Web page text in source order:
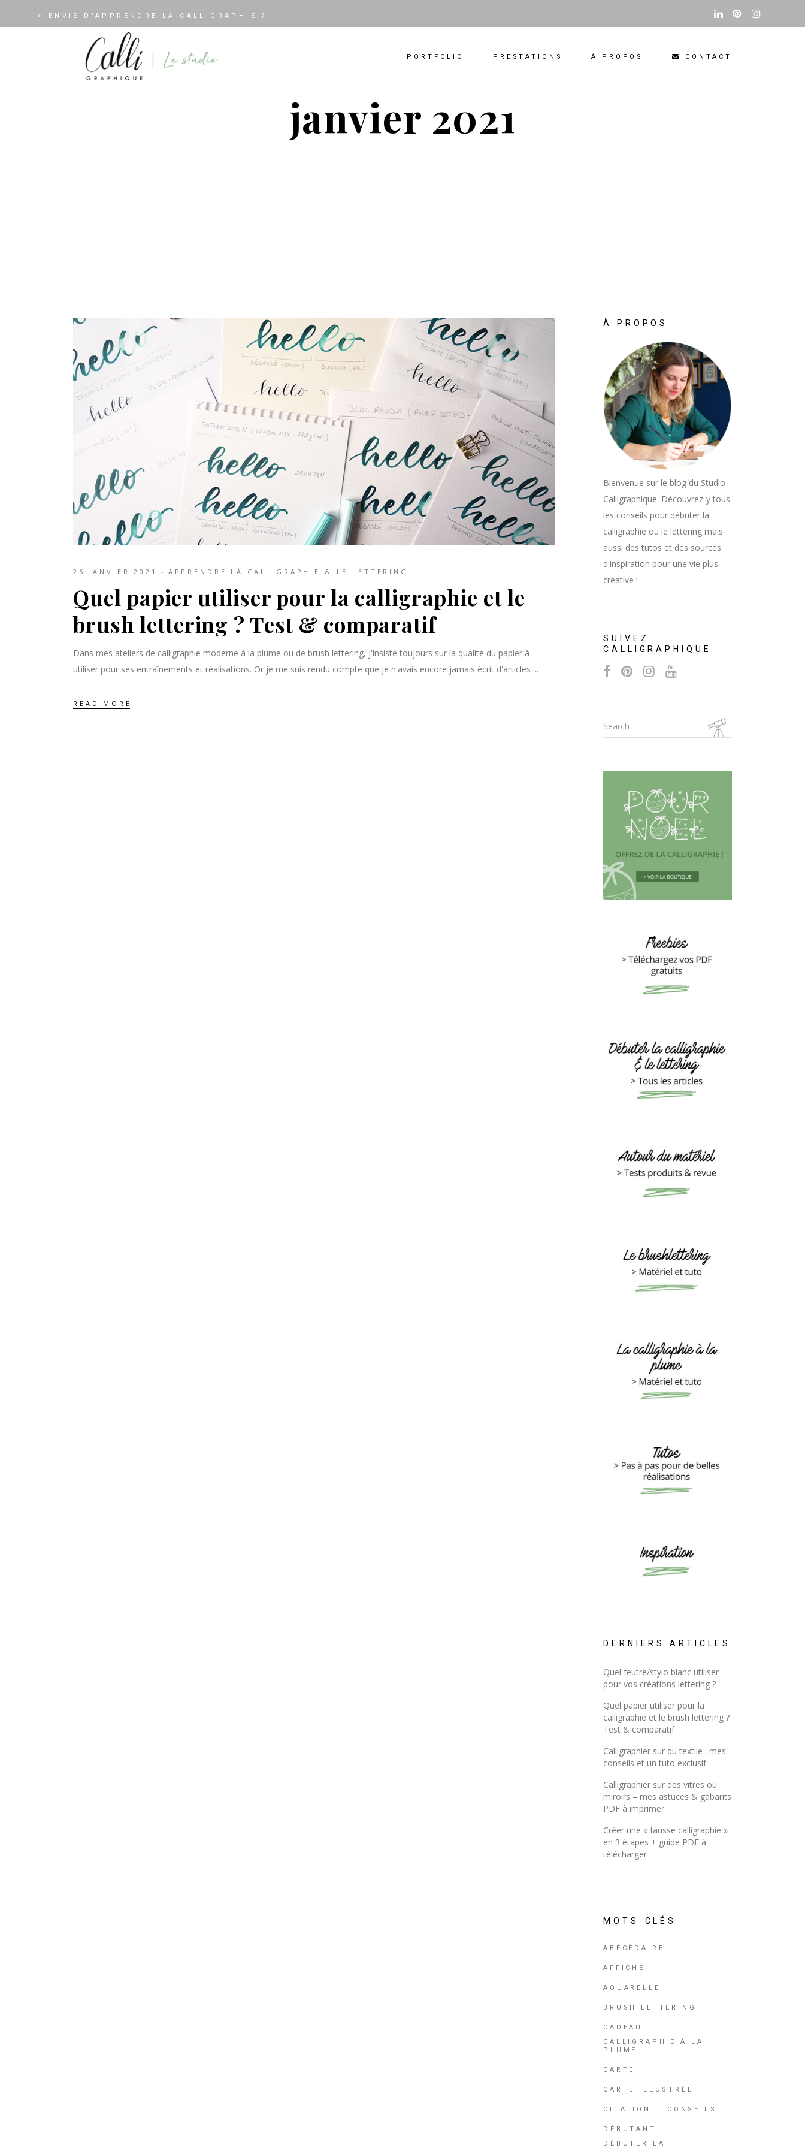
> ENVIE D'APPRENDRE LA CALLIGRAPHIE ?
PORTFOLIO PRESTATIONS À PROPOS CONTACT
janvier 2021
26 JANVIER 2021 APPRENDRE LA CALLIGRAPHIE & LE LETTERING
Quel papier utiliser pour la calligraphie et le
brush lettering ? Test & comparatif
Dans mes ateliers de calligraphie moderne à la plume ou de brush lettering, j'insiste toujours sur la qualité du papier à
utiliser pour ses entraînements et réalisations. Or je me suis rendu compte que je n'avais encore jamais écrit d'articles
READ MORE
À PROPOS
Bienvenue sur le blog du Studio
Calligraphique. Découvrez-y tous
les conseils pour débuter la
calligraphie ou le lettering mais
aussi des tutos et des sources
d'inspiration pour une vie plus
créative !
SUIVEZ
CALLIGRAPHIQUE
Search
for:
DERNIERS ARTICLES
Quel feutre/stylo blanc utiliser
pour vos créations lettering ?
Quel papier utiliser pour la
calligraphie et le brush lettering ?
Test & comparatif
Calligraphier sur du textile : mes
conseils et un tuto exclusif
Calligraphier sur des vitres ou
miroirs – mes astuces & gabarits
PDF à imprimer
Créer une « fausse calligraphie »
en 3 étapes + guide PDF à
télécharger
MOTS-CLÉS
ABÉCÉDAIRE
AFFICHE
AQUARELLE
BRUSH LETTERING
CADEAU
CALLIGRAPHIE À LA
PLUME
CARTE
CARTE ILLUSTRÉE
CITATION CONSEILS
DÉBUTANT
DÉBUTER LA